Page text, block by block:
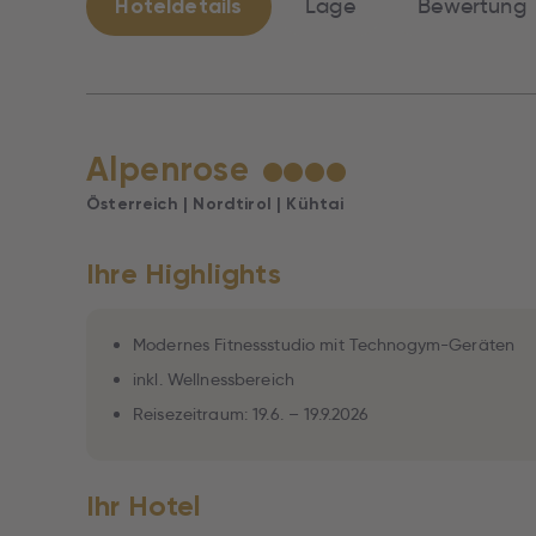
Hoteldetails Lage Bewertung
Alpenrose ★★★★
Österreich | Nordtirol | Kühtai
Ihre Highlights
Modernes Fitnessstudio mit Technogym-Geräten
inkl. Wellnessbereich
Reisezeitraum: 19.6. – 19.9.2026
Ihr Hotel